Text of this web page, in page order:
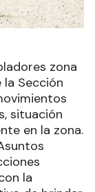
zona
Sección
situación
en la zona.
la